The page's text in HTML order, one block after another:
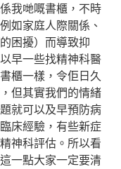
我哋嘅書櫃，不時
如家庭人際關係、
困擾）而導致抑
早一些找精神科醫
櫃一樣，令佢日久
但其實我們的情緒
就可以及早預防病
床經驗，有些新症
神科評估。所以看
一點大家一定要清